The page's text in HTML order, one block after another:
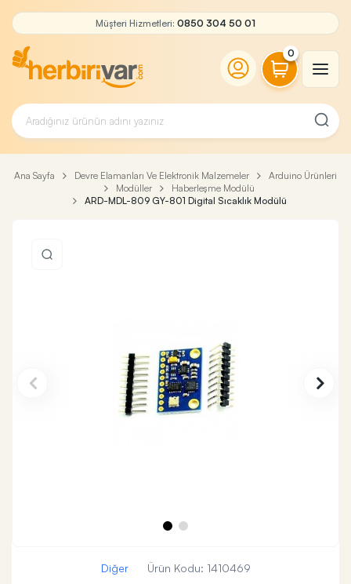
Müşteri Hizmetleri: 0850 304 50 01
0
Ana Sayfa Devre Elamanları Ve Elektronik Malzemeler
Arduino Ürünleri
Modüller
Haberleşme Modülü
ARD-MDL-809 GY-801 Digital Sıcaklık Modülü
Diğer Ürün Kodu: 1410469